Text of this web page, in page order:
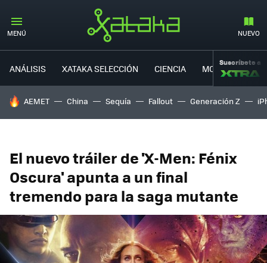
MENÚ NUEVO
ANÁLISIS XATAKA SELECCIÓN CIENCIA MOVILIDAD
Suscríbete a
HOY SE HABLA DE
AEMET China Sequía Fallout Generación Z
El nuevo tráiler de 'X-Men: Fénix
Oscura' apunta a un final
tremendo para la saga mutante